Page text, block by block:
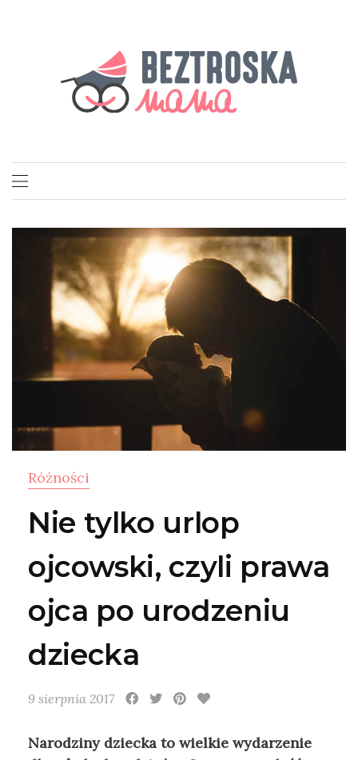
Różności
Nie tylko urlop
ojcowski, czyli prawa
ojca po urodzeniu
dziecka
9 sierpnia 2017
Narodziny dziecka to wielkie wydarzenie